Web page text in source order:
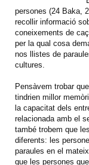
persones (24 Baka,
recollir informació
coneixements de
per la qual cosa
nos llistes de
cultures.
Pensàvem trobar
tindrien millor
la capacitat dels
relacionada amb el
també trobem que
diferents: les
paraules en el
que les persones